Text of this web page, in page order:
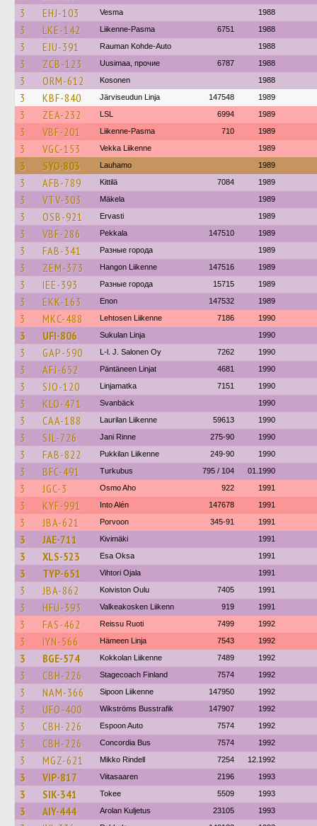
3
EHJ-103 Vesma 1988
3 LKE-142 Liikenne-Pasma 6751 1988
3 EJU-391 Rauman Kohde-Auto 1988
3 ZCB-123 Uusimaa, прочие 6787 1988
3 ORM-612 Kosonen 1988
3 KBF-840 Järviseudun Linja 147548 1989
3 ZEA-232 LSL 6994 1989
3 VBF-201 Liikenne-Pasma 710 1989
3 VGC-153 Vekka Liikenne 1989
3 SYO-803 Lauhamo 1989
3 AFB-789 Kittilä 7084 1989
3 VTV-303 Mäkela 1989
3 OSB-921 Ervasti 1989
3 VBF-286 Pekkala 147510 1989
3 FAB-341 Разные города 1989
3 ZEM-373 Hangon Liikenne 147516 1989
3 IEE-393 Разные города 15715 1989
3 EKK-163 Enon 147532 1989
3 MKC-488 Lehtosen Liikenne 7186 1990
3 UFI-806 Sukulan Linja 1990
3 GAP-590 L-l. J. Salonen Oy 7262 1990
3 AFJ-652 Päntäneen Linjat 4681 1990
3 SJO-120 Linjamatka 7151 1990
3 KLO-471 Svanbäck 1990
3 CAA-188 Laurilan Liikenne 59613 1990
3 SJL-726 Jani Rinne 275-90 1990
3 FAB-822 Pukkilan Liikenne 249-90 1990
3 BFC-491 Turkubus 795 / 104 01.1990
3 JGC-3 Osmo Aho 922 1991
3 KYF-991 Into Alén 147678 1991
3 JBA-621 Porvoon 345-91 1991
3 JAE-711 Kivimäki 1991
3 XLS-523 Esa Oksa 1991
3 TYP-651 Vihtori Ojala 1991
3 JBA-862 Koiviston Oulu 7405 1991
3 HFU-393 Valkeakosken Liikenn 919 1991
3 FAS-462 Reissu Ruoti 7499 1992
3 IYN-566 Hämeen Linja 7543 1992
3 BGE-574 Kokkolan Liikenne 7489 1992
3 CBH-226 Stagecoach Finland 7574 1992
3 NAM-366 Sipoon Liikenne 147950 1992
3 UFO-400 Wikströms Busstrafik 147907 1992
3 CBH-226 Espoon Auto 7574 1992
3 CBH-226 Concordia Bus 7574 1992
3 MGZ-621 Mikko Rindell 7254 12.1992
3 VIP-817 Viitasaaren 2196 1993
3 SIK-341 Tokee 5509 1993
3 AIY-444 Arolan Kuljetus 23105 1993